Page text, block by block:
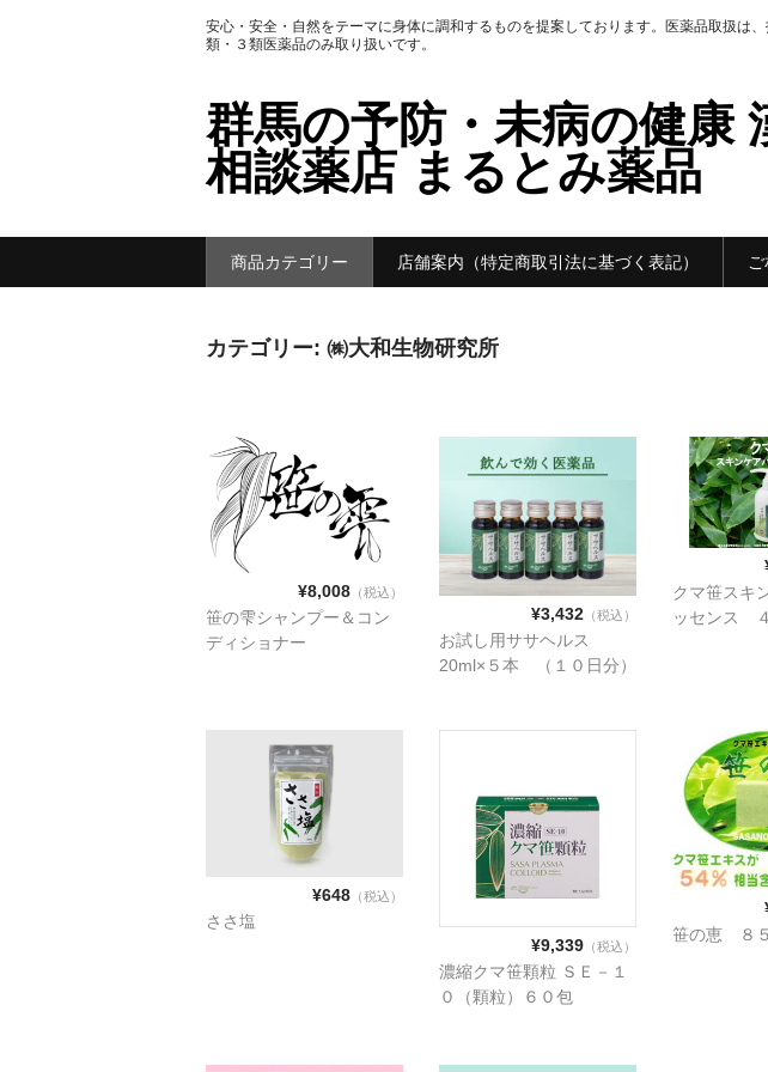
安心・安全・自然をテーマに身体に調和するものを提案しております。医薬品取扱は、
類・３類医薬品のみ取り扱いです。
群馬の予防・未病の健康
相談薬店 まるとみ薬
商品カテゴリー 店舗案内（特定商取引法に基づく表記）
カテゴリー: ㈱大和生物研究所
¥8,008 （税込）
笹の雫シャンプー＆コン
ディショナー
¥3,432 （税込）
お試し用ササヘルス
20ml×５本 （１０日分）
クマ笹スキ
ッセンス
¥648 （税込）
ささ塩
¥9,339 （税込）
濃縮クマ笹顆粒 ＳＥ－１
０（顆粒）６０包
笹の恵 ８